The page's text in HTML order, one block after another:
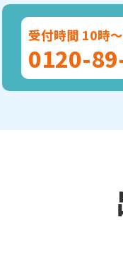
受付時間 10時
0120-